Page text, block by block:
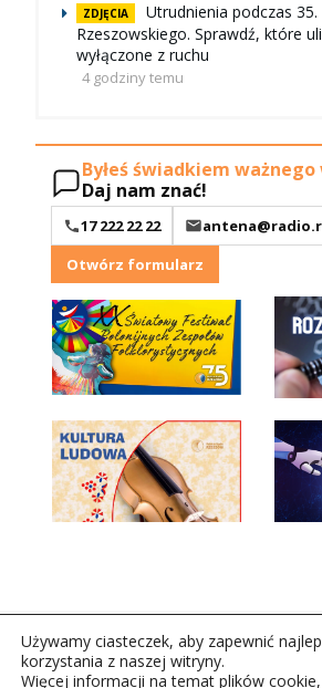
ZDJĘCIA
Utrudnienia podczas 35.
Rzeszowskiego. Sprawdź, które
wyłączone z ruchu
4 godziny temu
Byłeś świadkiem
Daj nam znać!
17 222 22 22
Otwórz formularz
Używamy ciasteczek, aby zapewnić
korzystania z naszej witryny.
Więcej informacji na temat plików